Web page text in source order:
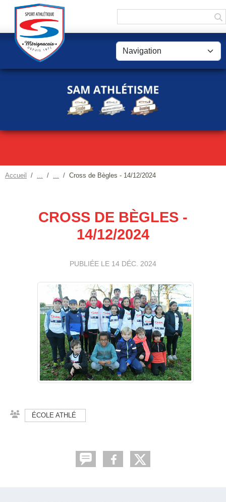
Accueil Cross de Bègles - 14/12/2024
CROSS DE BÈGLES -
14/12/2024
PUBLIÉE LE 14 DÉC. 2024
ÉCOLE ATHLÉ
Panneau de gestion des cookies